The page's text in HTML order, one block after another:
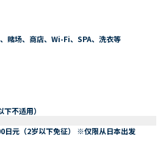
赌场、商店、Wi-Fi、SPA、洗衣等
不适用）
日元（2岁以下免征） ※仅限从日本出发